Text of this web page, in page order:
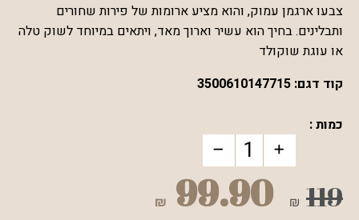
צבעו ארגמן עמוק, והוא מציע ארומות של פירות שחורים
ותבלינים. בחיך הוא עשיר וארוך מאד, ויתאים במיוחד לשוק טלה
או עוגת שוקולד
קוד דגם: 3500610147715
כמות :
119
₪
99.90
₪